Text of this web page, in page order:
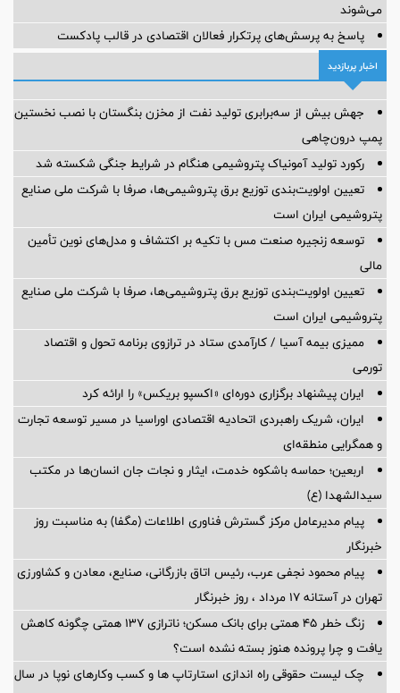
می‌شوند
پاسخ به پرسش‌های پرتکرار فعالان اقتصادی در قالب پادکست
اخبار پربازدید
جهش بیش از سه‌برابری تولید نفت از مخزن بنگستان با نصب نخستین
پمپ درون‌چاهی
رکورد تولید آمونیاک پتروشیمی هنگام در شرایط جنگی شکسته شد
تعیین اولویت‌بندی توزیع برق پتروشیمی‌ها، صرفا با شرکت ملی صنایع
پتروشیمی ایران است
توسعه زنجیره صنعت مس با تکیه بر اکتشاف و مدل‌های نوین تأمین
مالی
تعیین اولویت‌بندی توزیع برق پتروشیمی‌ها، صرفا با شرکت ملی صنایع
پتروشیمی ایران است
ممیزی بیمه آسیا / کارآمدی ستاد در ترازوی برنامه تحول و اقتصاد
تورمی
ایران پیشنهاد برگزاری دوره‌ای «اکسپو بریکس» را ارائه کرد
ایران، شریک راهبردی اتحادیه اقتصادی اوراسیا در مسیر توسعه تجارت
و همگرایی منطقه‌ای
اربعین؛ حماسه باشکوه خدمت، ایثار و نجات جان انسان‌ها در مکتب
سیدالشهدا (ع)
پیام مدیرعامل مرکز گسترش فناوری اطلاعات (مگفا) به مناسبت روز
خبرنگار
پیام محمود نجفی عرب، رئیس اتاق بازرگانی، صنایع، معادن و کشاورزی
تهران در آستانه 17 مرداد ، روز خبرنگار
زنگ خطر ۴۵ همتی برای بانک مسکن؛ ناترازی ۱۳۷ همتی چگونه کاهش
یافت و چرا پرونده هنوز بسته نشده است؟
چک لیست حقوقی راه اندازی استارتاپ ها و کسب وکارهای نوپا در سال